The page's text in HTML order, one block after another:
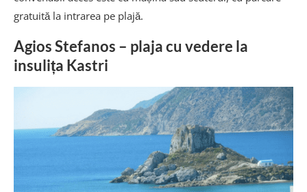
gratuită la intrarea pe plajă.
Agios Stefanos – plaja cu vedere la
insulița Kastri